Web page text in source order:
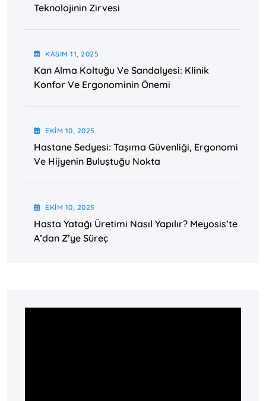
Teknolojinin Zirvesi
KASIM11 , 2025
Kan Alma Koltuğu Ve Sandalyesi: Klinik
Konfor Ve Ergonominin Önemi
EKIM 10 , 2025
Hastane Sedyesi: Taşıma Güvenliği, Ergonomi
Ve Hijyenin Buluştuğu Nokta
EKIM 10 , 2025
Hasta Yatağı Üretimi Nasıl Yapılır? Meyosis’te
A’dan Z’ye Süreç